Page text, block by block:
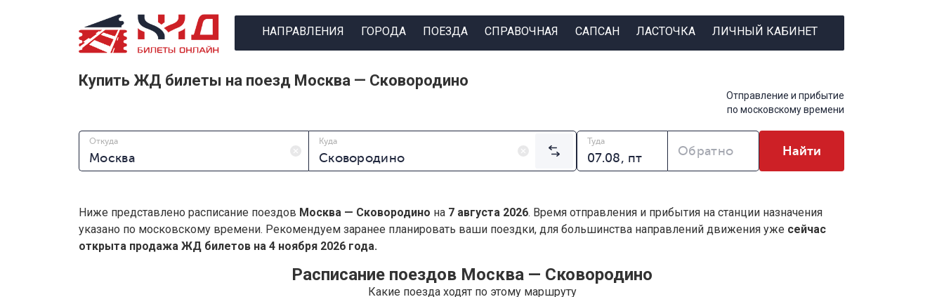
НАПРАВЛЕНИЯ ГОРОДА ПОЕЗДА СПРАВОЧНАЯ САПСАН ЛАСТОЧКА ЛИЧНЫЙ КАБИНЕТ
Купить ЖД билеты на поезд Москва — Сковородино
Отправление и прибытие
по московскому времени
Откуда Куда Туда
Обратно Найти
Ниже представлено расписание поездов Москва — Сковородино на 7 августа 2026. Время отправления и прибытия на станции назначения
указано по московскому времени. Рекомендуем заранее планировать ваши поездки, для большинства направлений движения уже сейчас
открыта продажа ЖД билетов на 4 ноября 2026 года.
Расписание поездов Москва — Сковородино
Какие поезда ходят по этому маршруту